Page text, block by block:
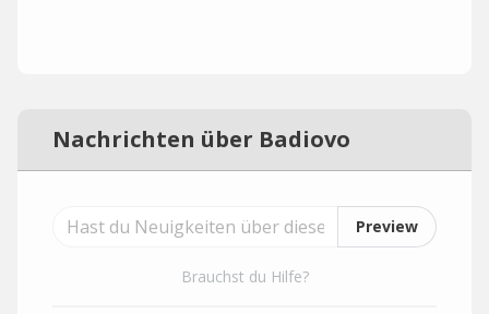
Nachrichten über Badiovo
Preview
Brauchst du Hilfe?